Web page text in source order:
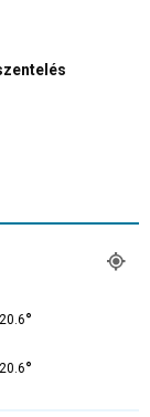
20.6°
20.6°